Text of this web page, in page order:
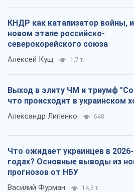
КНДР как катализатор войны,
новом этапе российско-
северокорейского союза
Алексей Кущ 1,7 т.
Выход в элиту ЧМ и триумф
что происходит в украинском
Александр Липенко 648
Что ожидает украинцев в
годах? Основные выводы из
прогнозов от НБУ
Василий Фурман 14,5 т.